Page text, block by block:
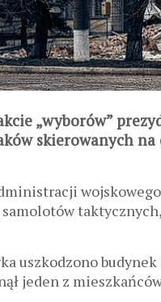
„wyborów”
skierowanych
uszkodzono
jeden z